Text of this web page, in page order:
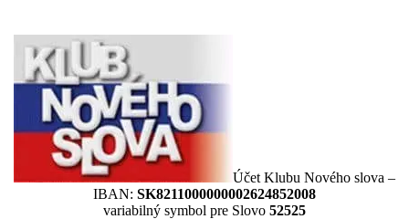
Účet Klubu Nového slova –
IBAN: SK8211000000002624852008
variabilný symbol pre Slovo 52525